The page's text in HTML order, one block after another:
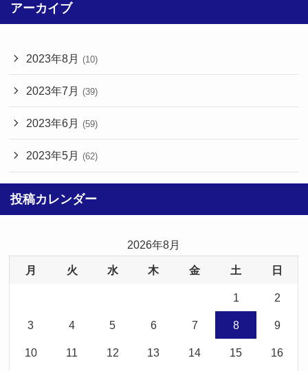
アーカイブ
2023年8月 (10)
2023年7月 (39)
2023年6月 (59)
2023年5月 (62)
投稿カレンダー
2026年8月
月 火 水 木 金 土 日
1 2
3 4 5 6 7 8 9
10 11 12 13 14 15 16